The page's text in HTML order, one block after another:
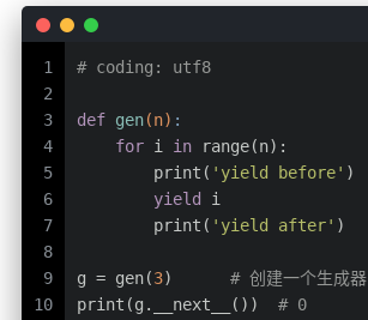
1
2
3
4
5
6
7
8
9
10
# coding: utf8
def gen(n) :
for i in range(n):
        print(
'yield before' )
yield
i
        print(
'yield after' )
g = gen(3) # 创建一个生成器
print(g.__next__()) # 0